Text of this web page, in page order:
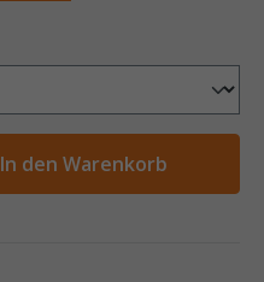
In den Warenkorb